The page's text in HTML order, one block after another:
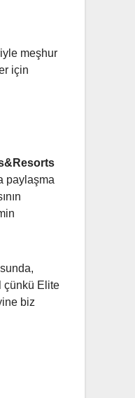
meşhur
için
paylaşma
çünkü Elite
biz